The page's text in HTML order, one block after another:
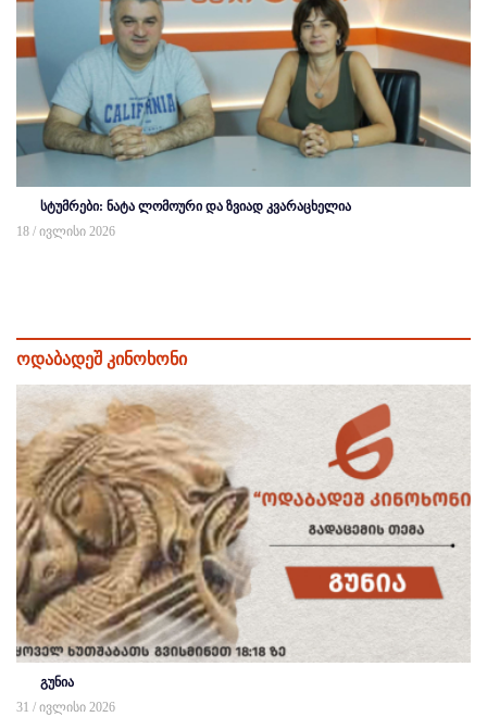
სტუმრები: ნატა ლომოური და ზვიად კვარაცხელია
18 / ივლისი 2026
ოდაბადეშ კინოხონი
გუნია
31 / ივლისი 2026